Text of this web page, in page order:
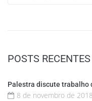
POSTS RECENTES
Palestra discute trabalho
8 de novembro de 2018